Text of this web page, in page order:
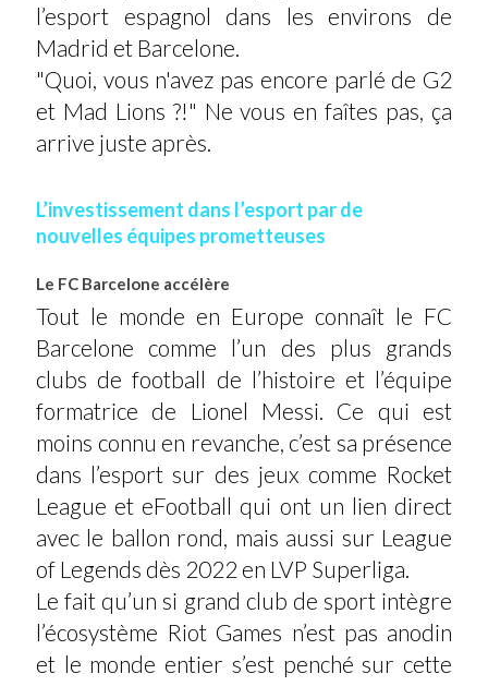
l’esport espagnol dans les environs de
Madrid et Barcelone.
"Quoi, vous n'avez pas encore parlé de G2
et Mad Lions ?!" Ne vous en faîtes pas, ça
arrive juste après.
L’investissement dans l’esport par de
nouvelles équipes prometteuses
Le FC Barcelone accélère
Tout le monde en Europe connaît le FC
Barcelone comme l’un des plus grands
clubs de football de l’histoire et l’équipe
formatrice de Lionel Messi. Ce qui est
moins connu en revanche, c’est sa présence
dans l’esport sur des jeux comme Rocket
League et eFootball qui ont un lien direct
avec le ballon rond, mais aussi sur League
of Legends dès 2022 en LVP Superliga.
Le fait qu’un si grand club de sport intègre
l’écosystème Riot Games n’est pas anodin
et le monde entier s’est penché sur cette